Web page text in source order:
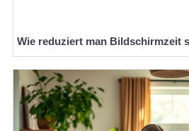
Wie reduziert man Bildschirmzeit